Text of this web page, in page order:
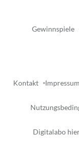
Gewinnspiele
Kontakt Impressum
Digitalabo